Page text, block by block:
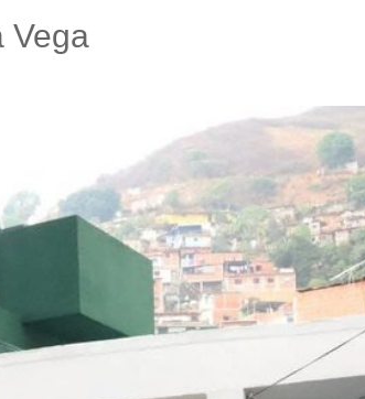
Vega